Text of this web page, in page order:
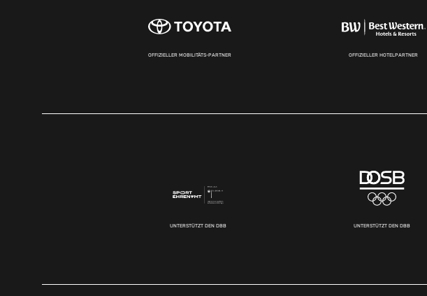
OFFIZIELLER MOBILITÄTS-PARTNER OFFIZIELLER HOTELPARTNER
UNTERSTÜTZT DEN DBB UNTERSTÜTZT DEN DBB